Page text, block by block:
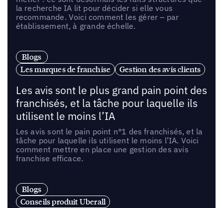
la recherche IA lit pour décider si elle vous
recommande. Voici comment les gérer – par
établissement, à grande échelle.
Blogs
Les marques de franchise
Gestion des avis clients
Les avis sont le plus grand pain point des
franchisés, et la tâche pour laquelle ils
utilisent le moins l’IA
Les avis sont le pain point n°1 des franchisés, et la
tâche pour laquelle ils utilisent le moins l’IA. Voici
comment mettre en place une gestion des avis
franchise efficace.
Blogs
Conseils produit Uberall